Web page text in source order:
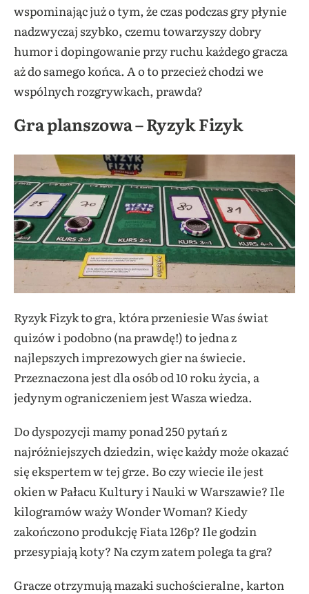
wspominając już o tym, że czas podczas gry płynie
nadzwyczaj szybko, czemu towarzyszy dobry
humor i dopingowanie przy ruchu każdego gracza
aż do samego końca. A o to przecież chodzi we
wspólnych rozgrywkach, prawda?
Gra planszowa – Ryzyk Fizyk
Ryzyk Fizyk to gra, która przeniesie Was świat
quizów i podobno (na prawdę!) to jedna z
najlepszych imprezowych gier na świecie.
Przeznaczona jest dla osób od 10 roku życia, a
jedynym ograniczeniem jest Wasza wiedza.
Do dyspozycji mamy ponad 250 pytań z
najróżniejszych dziedzin, więc każdy może okazać
się ekspertem w tej grze. Bo czy wiecie ile jest
okien w Pałacu Kultury i Nauki w Warszawie? Ile
kilogramów waży Wonder Woman? Kiedy
zakończono produkcję Fiata 126p? Ile godzin
przesypiają koty? Na czym zatem polega ta gra?
Gracze otrzymują mazaki suchościeralne, karton